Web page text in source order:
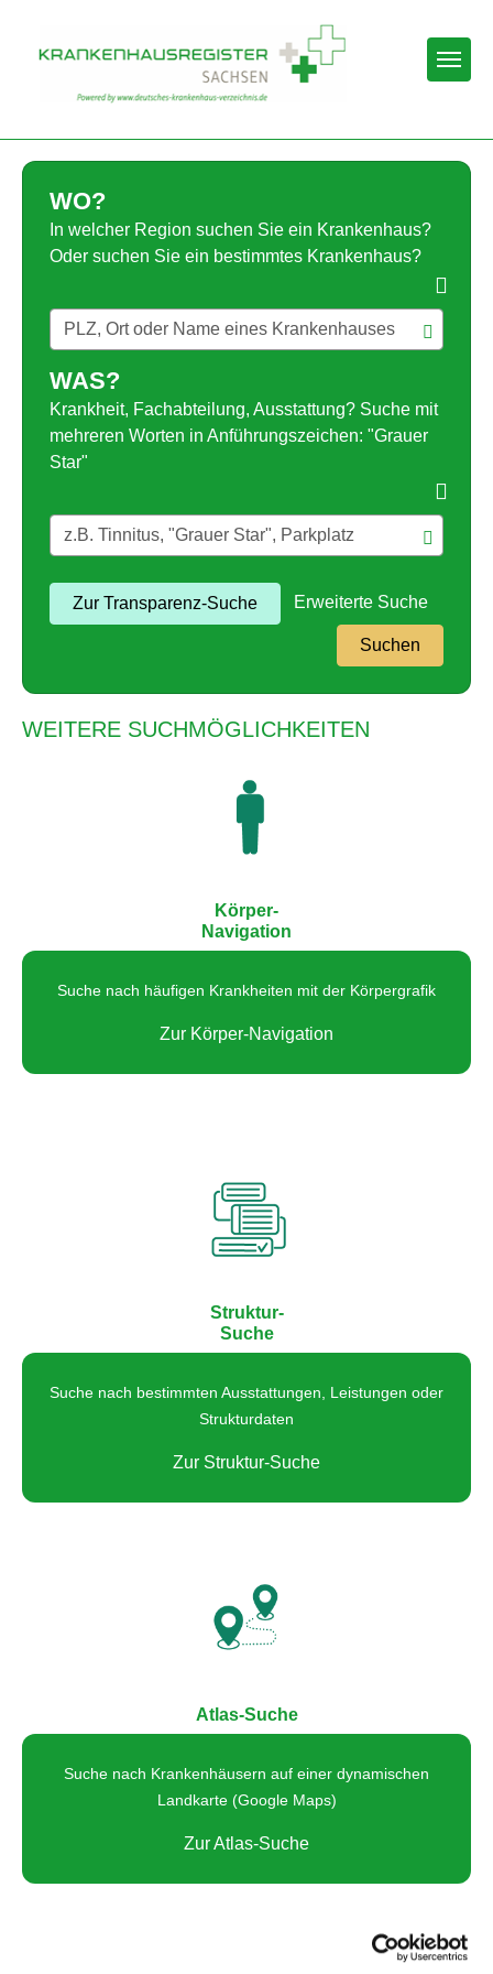
WO?
In welcher Region suchen Sie ein Krankenhaus?
Oder suchen Sie ein bestimmtes Krankenhaus?
WAS?
Krankheit, Fachabteilung, Ausstattung? Suche mit
mehreren Worten in Anführungszeichen: "Grauer
Star"
Zur Transparenz-Suche Erweiterte Suche
Suchen
WEITERE SUCHMÖGLICHKEITEN
Körper-
Navigation
Suche nach häufigen Krankheiten mit der Körpergrafik
Zur Körper-Navigation
Struktur-
Suche
Suche nach bestimmten Ausstattungen, Leistungen oder
Strukturdaten
Zur Struktur-Suche
Atlas-Suche
Suche nach Krankenhäusern auf einer dynamischen
Landkarte (Google Maps)
Zur Atlas-Suche